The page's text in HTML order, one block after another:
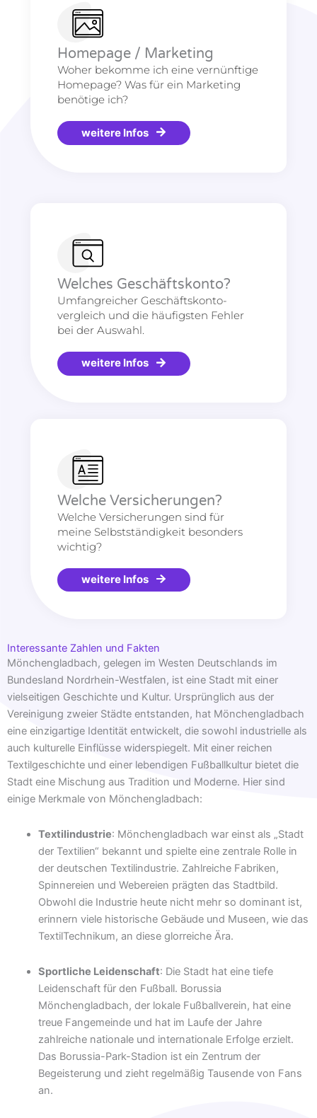
Homepage / Marketing
Woher bekomme ich eine vernünftige
Homepage? Was für ein Marketing
benötige ich?
weitere Infos
Welches Geschäftskonto?
Umfangreicher Geschäftskonto-
vergleich und die häufigsten Fehler
bei der Auswahl.
weitere Infos
Welche Versicherungen?
Welche Versicherungen sind für
meine Selbstständigkeit besonders
wichtig?
weitere Infos
Interessante Zahlen und Fakten
Mönchengladbach, gelegen im Westen Deutschlands im
Bundesland Nordrhein-Westfalen, ist eine Stadt mit einer
vielseitigen Geschichte und Kultur. Ursprünglich aus der
Vereinigung zweier Städte entstanden, hat Mönchengladbach
eine einzigartige Identität entwickelt, die sowohl industrielle als
auch kulturelle Einflüsse widerspiegelt. Mit einer reichen
Textilgeschichte und einer lebendigen Fußballkultur bietet die
Stadt eine Mischung aus Tradition und Moderne. Hier sind
einige Merkmale von Mönchengladbach:
Textilindustrie: Mönchengladbach war einst als „Stadt
der Textilien“ bekannt und spielte eine zentrale Rolle in
der deutschen Textilindustrie. Zahlreiche Fabriken,
Spinnereien und Webereien prägten das Stadtbild.
Obwohl die Industrie heute nicht mehr so dominant ist,
erinnern viele historische Gebäude und Museen, wie das
TextilTechnikum, an diese glorreiche Ära.
Sportliche Leidenschaft: Die Stadt hat eine tiefe
Leidenschaft für den Fußball. Borussia
Mönchengladbach, der lokale Fußballverein, hat eine
treue Fangemeinde und hat im Laufe der Jahre
zahlreiche nationale und internationale Erfolge erzielt.
Das Borussia-Park-Stadion ist ein Zentrum der
Begeisterung und zieht regelmäßig Tausende von Fans
an.